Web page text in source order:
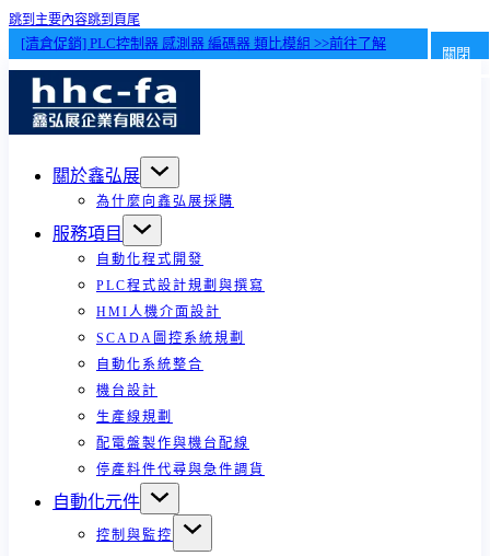
跳到主要內容跳到頁尾
[清倉促銷] PLC控制器 感測器 編碼器 類比模組 >>前往了解
關閉
關於鑫弘展
為什麼向鑫弘展採購
服務項目
自動化程式開發
PLC程式設計規劃與撰寫
HMI人機介面設計
SCADA圖控系統規劃
自動化系統整合
機台設計
生產線規劃
配電盤製作與機台配線
停產料件代尋與急件調貨
自動化元件
控制與監控